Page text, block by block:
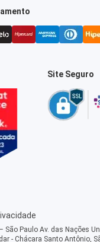
Site Seguro
São Paulo Av. das Nações
- Chácara Santo Antônio,